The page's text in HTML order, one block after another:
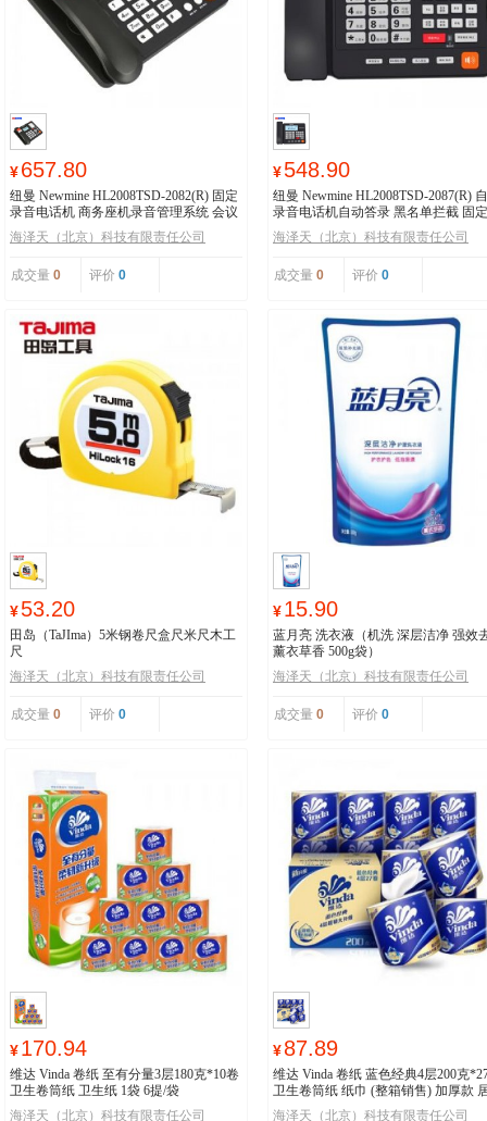
¥657.80
纽曼 Newmine HL2008TSD-2082(R) 固定
录音电话机 商务座机录音管理系统 会议
录音电话
海泽天（北京）科技有限责任公司
成交量 0 评价 0
¥548.90
纽曼 Newmine HL2008TSD-2087(R)
录音电话机自动答录 黑名单拦截 固
机 办公家用
海泽天（北京）科技有限责任公司
成交量 0 评价 0
¥53.20
田岛（TaJIma）5米钢卷尺盒尺米尺木工
尺
海泽天（北京）科技有限责任公司
成交量 0 评价 0
¥15.90
蓝月亮 洗衣液（机洗 深层洁净 强效
薰衣草香 500g袋）
海泽天（北京）科技有限责任公司
成交量 0 评价 0
¥170.94
维达 Vinda 卷纸 至有分量3层180克*10卷
卫生卷筒纸 卫生纸 1袋 6提/袋
海泽天（北京）科技有限责任公司
¥87.89
维达 Vinda 卷纸 蓝色经典4层200克
卫生卷筒纸 纸巾 (整箱销售) 加厚款
必备
海泽天（北京）科技有限责任公司